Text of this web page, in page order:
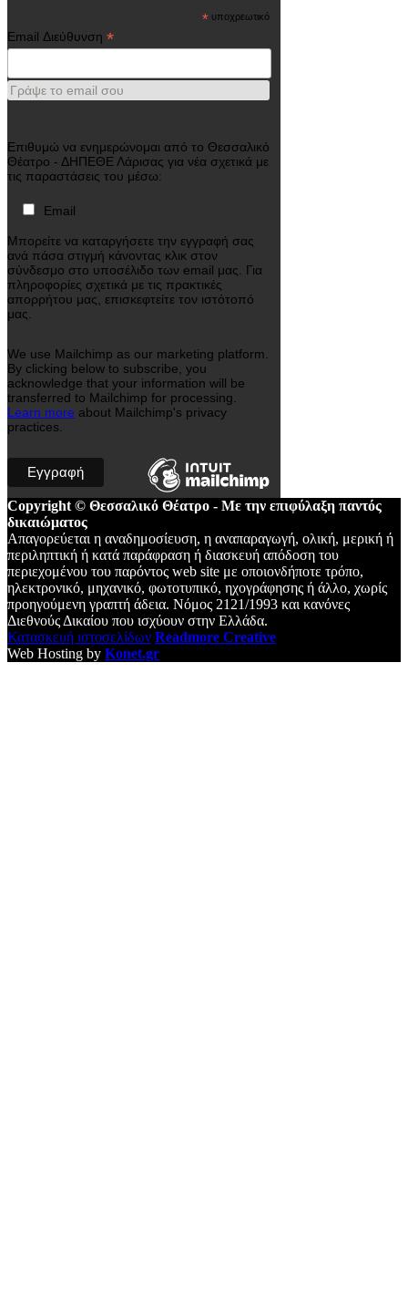
* υποχρεωτικό
Email Διεύθυνση *
Γράψε το email σου
Επιθυμώ να ενημερώνομαι από το Θεσσαλικό
Θέατρο - ΔΗΠΕΘΕ Λάρισας για νέα σχετικά με
τις παραστάσεις του μέσω:
Email
Μπορείτε να καταργήσετε την εγγραφή σας
ανά πάσα στιγμή κάνοντας κλικ στον
σύνδεσμο στο υποσέλιδο των email μας. Για
πληροφορίες σχετικά με τις πρακτικές
απορρήτου μας, επισκεφτείτε τον ιστότοπό
μας.
We use Mailchimp as our marketing platform.
By clicking below to subscribe, you
acknowledge that your information will be
transferred to Mailchimp for processing.
Learn more about Mailchimp's privacy
practices.
Copyright © Θεσσαλικό Θέατρο - Με την επιφύλαξη παντός
δικαιώματος
Απαγορεύεται η αναδημοσίευση, η αναπαραγωγή, ολική, μερική ή
περιληπτική ή κατά παράφραση ή διασκευή απόδοση του
περιεχομένου του παρόντος web site με οποιονδήποτε τρόπο,
ηλεκτρονικό, μηχανικό, φωτοτυπικό, ηχογράφησης ή άλλο, χωρίς
προηγούμενη γραπτή άδεια. Νόμος 2121/1993 και κανόνες
Διεθνούς Δικαίου που ισχύουν στην Ελλάδα.
Κατασκευή ιστοσελίδων Readmore Creative
Web Hosting by Konet.gr